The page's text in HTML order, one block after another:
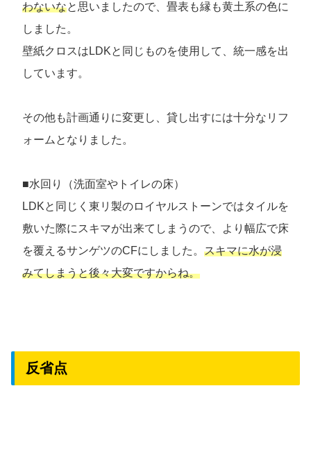
わないなと思いましたので、畳表も縁も黄土系の色に
しました。
壁紙クロスはLDKと同じものを使用して、統一感を出
しています。
その他も計画通りに変更し、貸し出すには十分なリフ
ォームとなりました。
■水回り（洗面室やトイレの床）
LDKと同じく東リ製のロイヤルストーンではタイルを
敷いた際にスキマが出来てしまうので、より幅広で床
を覆えるサンゲツのCFにしました。 スキマに水が浸
みてしまうと後々大変ですからね。
反省点